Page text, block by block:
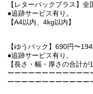
【レターパックプラス】全
●追跡サービス有り。
【A4以内、4kg以内】
【ゆうパック】690円〜
●追跡サービス有り。
【長さ・幅・厚さの合計が
ーーーーーーーーーーーー
ーーーーーーーーーーーー